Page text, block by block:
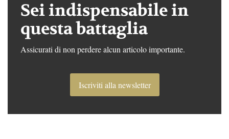
Sei indispensabile in
questa battaglia
Assicurati di non perdere alcun articolo importante.
Iscriviti alla newsletter